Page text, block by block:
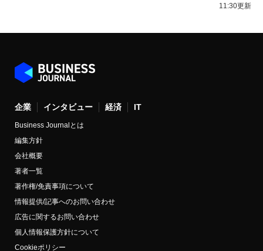
11:30更新
企業 インタビュー 経済 IT
Business Journalとは
編集方針
会社概要
著者一覧
著作権/免責事項について
情報提供/記事へのお問い合わせ
広告に関するお問い合わせ
個人情報保護方針について
Cookieポリシー